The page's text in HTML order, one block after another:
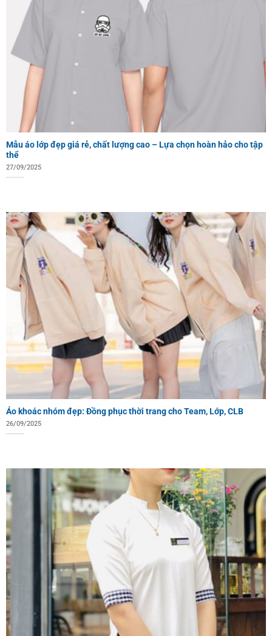
Mẫu áo lớp đẹp giá rẻ, chất lượng cao – Lựa chọn hoàn hảo cho tập
thể
27/09/2025
Áo khoác nhóm đẹp: Đồng phục thời trang cho Team, Lớp, CLB
26/09/2025